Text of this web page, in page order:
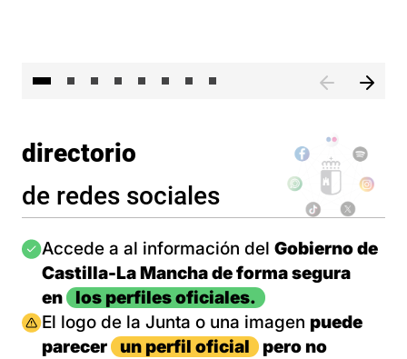
directorio
de redes sociales
Imagen
Accede a al información del Gobierno de
Castilla-La Mancha de forma segura
en
los perfiles oficiales.
Imagen
El logo de la Junta o una imagen puede
parecer
un perfil oficial
pero no